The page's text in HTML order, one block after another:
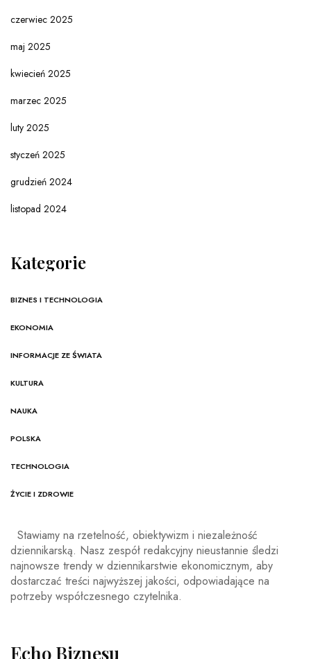
czerwiec 2025
maj 2025
kwiecień 2025
marzec 2025
luty 2025
styczeń 2025
grudzień 2024
listopad 2024
Kategorie
BIZNES I TECHNOLOGIA
EKONOMIA
INFORMACJE ZE ŚWIATA
KULTURA
NAUKA
POLSKA
TECHNOLOGIA
ŻYCIE I ZDROWIE
Stawiamy na rzetelność, obiektywizm i niezależność
dziennikarską. Nasz zespół redakcyjny nieustannie śledzi
najnowsze trendy w dziennikarstwie ekonomicznym, aby
dostarczać treści najwyższej jakości, odpowiadające na
potrzeby współczesnego czytelnika.
Echo Biznesu